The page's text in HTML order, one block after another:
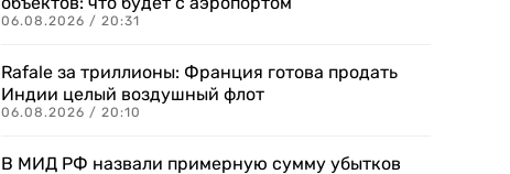
06.08.2026 / 20:31
Rafale за триллионы: Франция готова продать
Индии целый воздушный флот
06.08.2026 / 20:10
В МИД РФ назвали примерную сумму убытков